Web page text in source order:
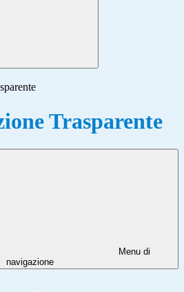
Trasparente
Menu di
navigazione